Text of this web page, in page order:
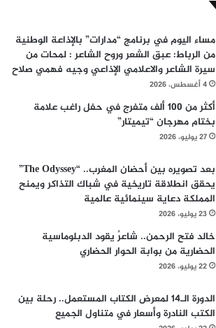
مساء اليوم في برنامج “مدارات” بالإذاعة الوطنية
من الرباط: عبق الشعر وروح الشاعر : لمحات من
سيرة الشاعر والاعلامي الإذاعي وجيه فهمي صلاح
4 أغسطس، 2026
أكثر من 100 ألف متفرج في حفل راغب علامة
بختام مهرجان “تيميتار”
27 يوليو، 2026
بعد تصويره بين أحضان المغرب.. “The Odyssey”
يحقق انطلاقة تاريخية في شباك التذاكر ويمنح
المملكة دعاية سينمائية عالمية
23 يوليو، 2026
خالد فتح الرحمن.. شاعرٌ يقود الدبلوماسية
الحضارية من بوابة الحوار الحضاري
22 يوليو، 2026
الدورة الـ14 لمعرض الكتاب المستعمل.. رحلة بين
الكتب النادرة وأسعار في متناول الجميع